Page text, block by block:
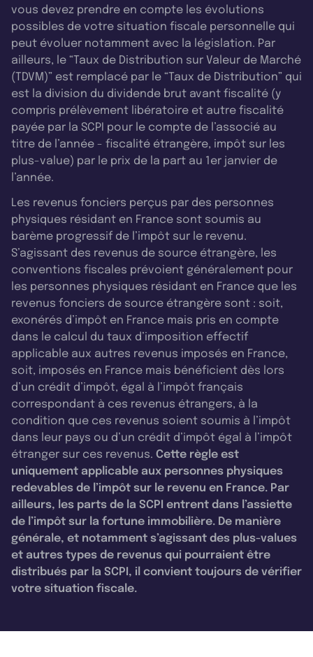
vous devez prendre en compte les évolutions
possibles de votre situation fiscale personnelle qui
peut évoluer notamment avec la législation. Par
ailleurs, le “Taux de Distribution sur Valeur de Marché
(TDVM)” est remplacé par le “Taux de Distribution” qui
est la division du dividende brut avant fiscalité (y
compris prélèvement libératoire et autre fiscalité
payée par la SCPI pour le compte de l’associé au
titre de l’année - fiscalité étrangère, impôt sur les
plus-value) par le prix de la part au 1er janvier de
l’année.
Les revenus fonciers perçus par des personnes
physiques résidant en France sont soumis au
barème progressif de l’impôt sur le revenu.
S’agissant des revenus de source étrangère, les
conventions fiscales prévoient généralement pour
les personnes physiques résidant en France que les
revenus fonciers de source étrangère sont : soit,
exonérés d’impôt en France mais pris en compte
dans le calcul du taux d’imposition effectif
applicable aux autres revenus imposés en France,
soit, imposés en France mais bénéficient dès lors
d’un crédit d’impôt, égal à l’impôt français
correspondant à ces revenus étrangers, à la
condition que ces revenus soient soumis à l’impôt
dans leur pays ou d’un crédit d’impôt égal à l’impôt
étranger sur ces revenus. Cette règle est
uniquement applicable aux personnes physiques
redevables de l’impôt sur le revenu en France. Par
ailleurs, les parts de la SCPI entrent dans l’assiette
de l’impôt sur la fortune immobilière. De manière
générale, et notamment s’agissant des plus-values
et autres types de revenus qui pourraient être
distribués par la SCPI, il convient toujours de vérifier
votre situation fiscale.